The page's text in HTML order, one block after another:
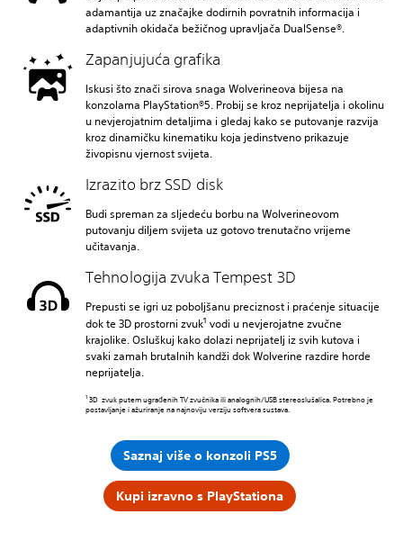
adamantija uz značajke dodirnih povratnih informacija i
adaptivnih okidača bežičnog upravljača DualSense®.
Zapanjujuća grafika
Iskusi što znači sirova snaga Wolverineova bijesa na
konzolama PlayStation®5. Probij se kroz neprijatelja i okolinu
u nevjerojatnim detaljima i gledaj kako se putovanje razvija
kroz dinamičku kinematiku koja jedinstveno prikazuje
živopisnu vjernost svijeta.
Izrazito brz SSD disk
Budi spreman za sljedeću borbu na Wolverineovom
putovanju diljem svijeta uz gotovo trenutačno vrijeme
učitavanja.
Tehnologija zvuka Tempest 3D
Prepusti se igri uz poboljšanu preciznost i praćenje situacije
dok te 3D prostorni zvuk1 vodi u nevjerojatne zvučne
krajolike. Osluškuj kako dolazi neprijatelj iz svih kutova i
svaki zamah brutalnih kandži dok Wolverine razdire horde
neprijatelja.
1 3D zvuk putem ugrađenih TV zvučnika ili analognih/USB stereoslušalica. Potrebno je
postavljanje i ažuriranje na najnoviju verziju softvera sustava.
Saznaj više o konzoli PS5
Kupi izravno s PlayStationa